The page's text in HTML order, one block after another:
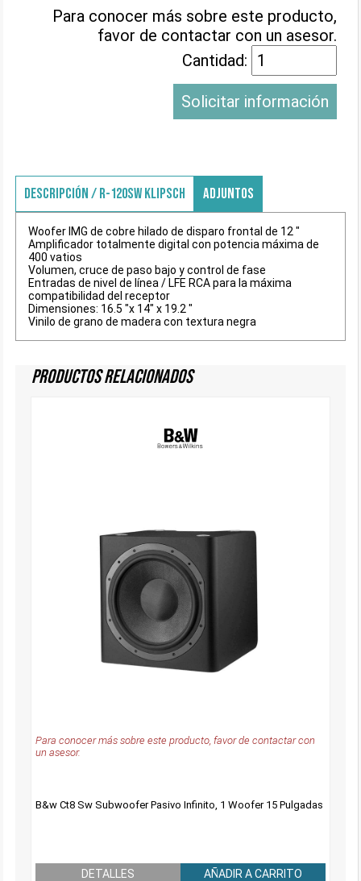
Para conocer más sobre este producto,
favor de contactar con un asesor.
Cantidad:
Solicitar información
DESCRIPCIÓN / R-120SW KLIPSCH ADJUNTOS
Woofer IMG de cobre hilado de disparo frontal de 12 "
Amplificador totalmente digital con potencia máxima de
400 vatios
Volumen, cruce de paso bajo y control de fase
Entradas de nivel de línea / LFE RCA para la máxima
compatibilidad del receptor
Dimensiones: 16.5 "x 14" x 19.2 "
Vinilo de grano de madera con textura negra
Productos Relacionados
Para conocer más sobre este producto, favor de contactar con
un asesor.
B&w Ct8 Sw Subwoofer Pasivo Infinito, 1 Woofer 15 Pulgadas
DETALLES AÑADIR A CARRITO